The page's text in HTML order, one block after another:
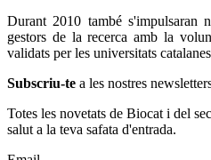
Durant 2010 també s'impulsaran
gestors de la recerca amb la
validats per les universitats
Subscriu-te a les nostres
Totes les novetats de Biocat i del
salut a la teva safata d'entrada.